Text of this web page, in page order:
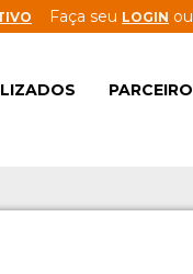
Faça seu LOGIN ou